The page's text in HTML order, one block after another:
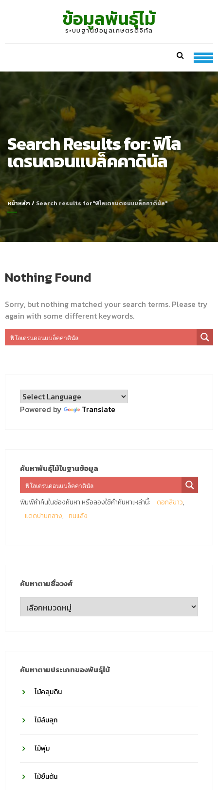
ข้อมูลพันธุ์ไม้
ระบบฐานข้อมูลเกษตรดิจิทัล
Search Results for:ฟิโล
เดรนดอนแบล็คคาดินัล
หน้าหลัก / Search results for"ฟิโลเดรนดอนแบล็คคาดินัล"
Nothing Found
Sorry, but nothing matched your search terms. Please try
again with some different keywords.
Powered by Translate
ค้นหาพันธุ์ไม้ในฐานข้อมูล
พิมพ์คำค้นในช่องค้นหา หรือลองใช้คำค้นหาเหล่านี้:
ดอกสีขาว
แดดปานกลาง
ทนแล้ง
ค้นหาตามชื่อวงศ์
ค้นหา
ตาม
ค้นหาตามประเภทของพันธุ์ไม้
ไม้คลุมดิน
ไม้ล้มลุก
ไม้พุ่ม
ไม้ยืนต้น